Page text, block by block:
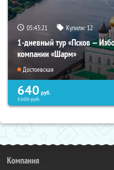
05:43:19 Купили:12
1-дневный тур «Псков —
компании «Шарм»
Достоевская
640 руб.
5100руб.
Компания